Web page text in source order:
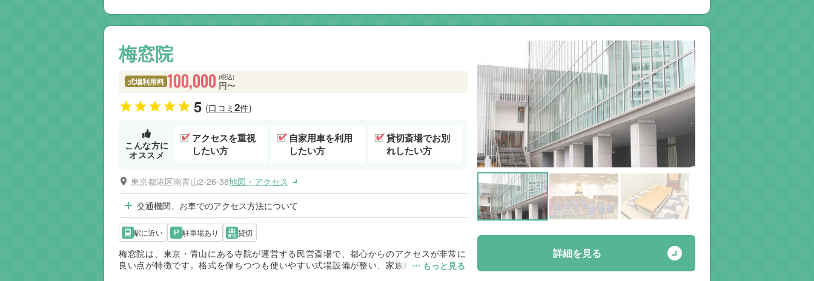
梅窓院
式場利用料 (税込)
100,000 円〜
5 (口コミ2件)
こんな方に
オススメ
アクセスを重視
したい方
自家用車を利用
したい方
貸切斎場でお別
れしたい方
東京都港区南青山2-26-38地図・アクセス
交通機関、お車でのアクセス方法について
駅に近い 駐車場あり 貸切
梅窓院は、東京・青山にある寺院が運営する民営斎場で、都心からのアクセスが非常に
良い点が特徴です。格式を保ちつつも使いやすい式場設備が整い、家族葬から一般葬ま
⋯ もっと見る
詳細を見る